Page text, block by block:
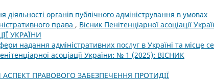
діяльності органів публічного адміністрування в умовах
права , Вісник Пенітенціарної асоціації
УКРАЇНИ
надання адміністративних послуг в Україні та місце
асоціації України: № 1 (2025): ВІСНИК
ПРАВОВОГО ЗАБЕЗПЕЧЕННЯ ПРОТИДІЇ